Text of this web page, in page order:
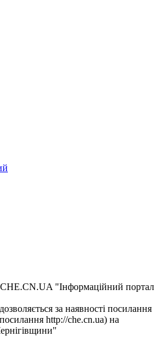
"Інформаційний портал
за наявності посилання
http://che.cn.ua) на